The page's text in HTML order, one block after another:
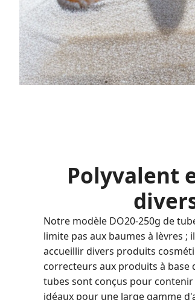
Polyvalent
Notre modèle DO20-250g de
limite pas aux baumes à lèvres
accueillir divers produits
correcteurs aux produits à base
tubes sont conçus pour
idéaux pour une large gamme